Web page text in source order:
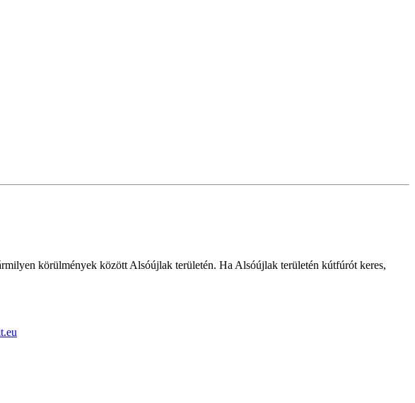
körülmények között Alsóújlak területén. Ha Alsóújlak területén kútfúrót keres,